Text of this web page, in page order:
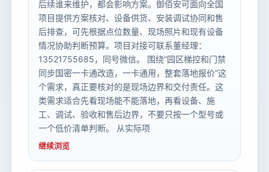
后续谁来维护，都会影响方案。御佰安可面向全国
项目提供方案核对、设备供货、安装调试协同和售
后排查，可先根据点位数量、现场照片和现有设备
情况协助判断预算。项目对接可联系董经理：
13521755685，同号微信。 围绕“园区梯控和门禁
同步国密一卡通改造，一卡通用，整套落地报价”这
个需求，真正要核对的是现场边界和交付责任。这
类需求适合先看现场能不能落地，再看设备、施
工、调试、验收和售后边界，不要只按一个型号或
一个低价清单判断。 从实际项
继续浏览